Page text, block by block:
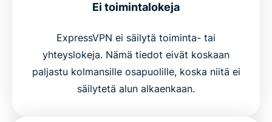
Ei toimintalokeja
ExpressVPN ei säilytä toiminta- tai
yhteyslokeja. Nämä tiedot eivät koskaan
paljastu kolmansille osapuolille, koska niitä ei
säilytetä alun alkaenkaan.